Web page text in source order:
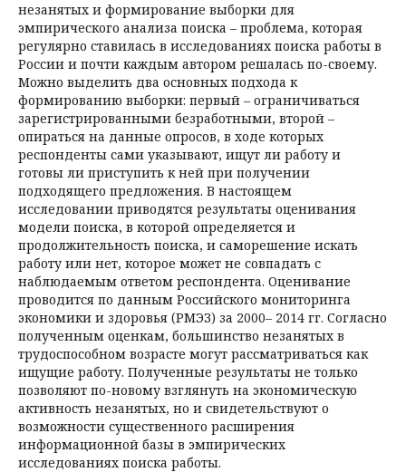
незанятых и формирование выборки для
эмпирического анализа поиска – проблема, которая
регулярно ставилась в исследованиях поиска работы в
России и почти каждым автором решалась по-своему.
Можно выделить два основных подхода к
формированию выборки: первый – ограничиваться
зарегистрированными безработными, второй –
опираться на данные опросов, в ходе которых
респонденты сами указывают, ищут ли работу и
готовы ли приступить к ней при получении
подходящего предложения. В настоящем
исследовании приводятся результаты оценивания
модели поиска, в которой определяется и
продолжительность поиска, и саморешение искать
работу или нет, которое может не совпадать с
наблюдаемым ответом респондента. Оценивание
проводится по данным Российского мониторинга
экономики и здоровья (РМЭЗ) за 2000– 2014 гг. Согласно
полученным оценкам, большинство незанятых в
трудоспособном возрасте могут рассматриваться как
ищущие работу. Полученные результаты не только
позволяют по-новому взглянуть на экономическую
активность незанятых, но и свидетельствуют о
возможности существенного расширения
информационной базы в эмпирических
исследованиях поиска работы.